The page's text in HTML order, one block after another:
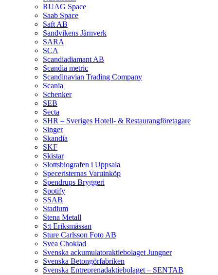
RUAG Space
Saab Space
Saft AB
Sandvikens Järnverk
SARA
SCA
Scandiadiamant AB
Scandia metric
Scandinavian Trading Company
Scania
Schenker
SEB
Secta
SHR – Sveriges Hotell- & Restaurangföretagare
Singer
Skandia
SKF
Skistar
Slottsbiografen i Uppsala
Speceristernas Varuinköp
Spendrups Bryggeri
Spotify
SSAB
Stadium
Stena Metall
S:t Eriksmässan
Sture Carlsson Foto AB
Svea Choklad
Svenska ackumulatoraktiebolaget Jungner
Svenska Betongörfabriken
Svenska Entreprenadaktiebolaget – SENTAB